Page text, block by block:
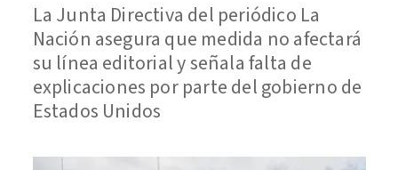
La Junta Directiva del periódico La
Nación asegura que medida no afectará
su línea editorial y señala falta de
explicaciones por parte del gobierno de
Estados Unidos